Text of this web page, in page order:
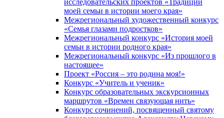
исследовательских проектов «Традиции
моей семьи в истории моего края»
Межрегиональный художественный конкурс
«Семья глазами подростков»
Межрегиональный конкурс «История моей
семьи в истории родного края»
Межрегиональный конкурс «Из прошлого в
настоящее»
Проект «Россия – это родина моя!»
Конкурс «Учитель и ученик»
Конкурс образовательных экскурсионных
маршрутов «Времен связующая нить»
Конкурс сочинений, посвященный святому